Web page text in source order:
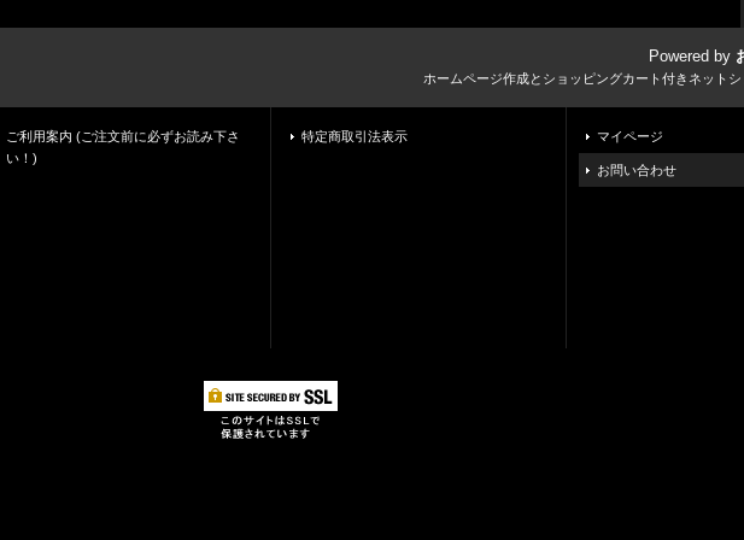
Powered by
ホームページ作成とショッピングカート付きネット
ご利用案内 (ご注文前に必ずお読み下さ
い！)
特定商取引法表示 マイページ
お問い合わせ